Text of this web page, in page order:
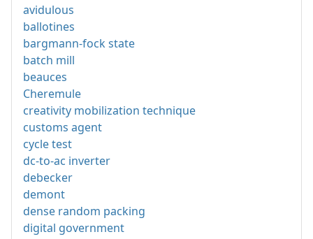
avidulous
ballotines
bargmann-fock state
batch mill
beauces
Cheremule
creativity mobilization technique
customs agent
cycle test
dc-to-ac inverter
debecker
demont
dense random packing
digital government